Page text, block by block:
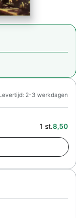
1 st.8,50
2-3 werkdagen